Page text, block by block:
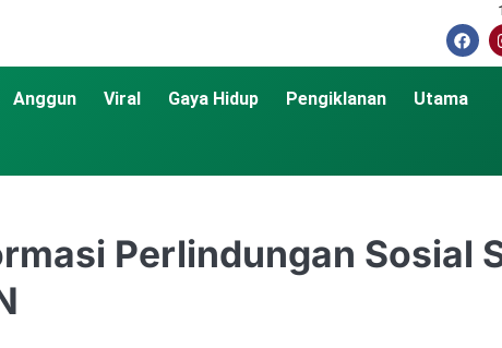
Anggun Viral Gaya Hidup Pengiklanan Utama
Perlindungan Sosial